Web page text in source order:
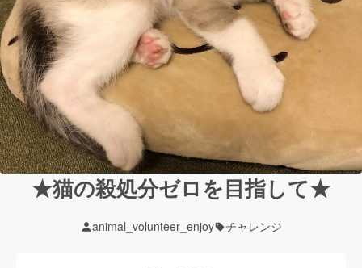
★猫の殺処分ゼロを目指して★
animal_volunteer_enjoy チャレンジ